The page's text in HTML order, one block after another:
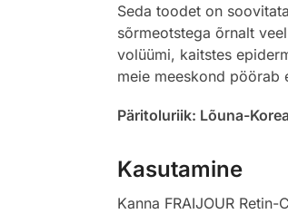
Seda toodet on
sõrmeotstega õrnalt
volüümi, kaitstes
meie meeskond pöörab
Päritoluriik: Lõuna-Korea
Kasutamine
Kanna FRAIJOUR